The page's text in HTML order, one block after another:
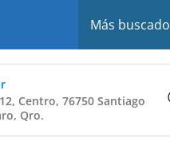
Más buscado
Centro, 76750 Santiago
Qro.